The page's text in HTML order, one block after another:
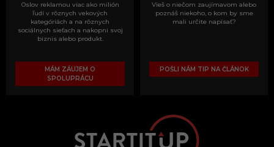
Oslov reklamou viac ako milión
ľudí v rôznych vekových
kategóriách a na rôznych
sociálnych sieťach a nakopni svoj
biznis alebo produkt.
MÁM ZÁUJEM O
SPOLUPRÁCU
Vieš o niečom zaujímavom alebo
poznáš niekoho, o kom by sme
mali určite napísať?
POŠLI NÁM TIP NA ČLÁNOK